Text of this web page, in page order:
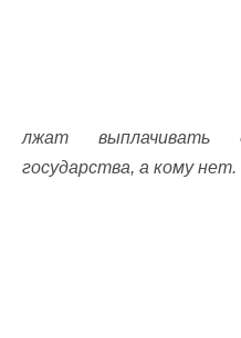
лжат
государства, а кому нет.